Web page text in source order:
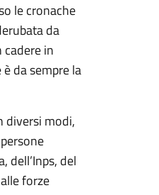
le cronache
da
cadere in
da sempre la
diversi modi,
dell’Inps, del
forze